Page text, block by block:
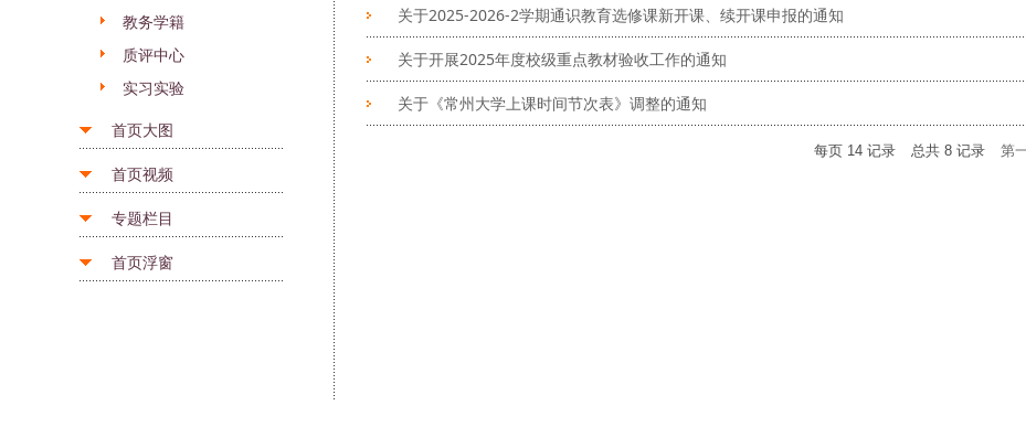
教务学籍
质评中心
实习实验
首页大图
首页视频
专题栏目
首页浮窗
关于2025-2026-2学期通识教育选修课新开课、续开课申报的通知
关于开展2025年度校级重点教材验收工作的通知
关于《常州大学上课时间节次表》调整的通知
每页 14 记录 总共 8 记录 第